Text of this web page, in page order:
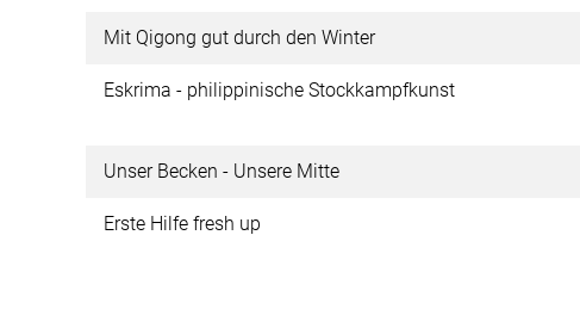
Mit Qigong gut durch den Winter
Eskrima - philippinische Stockkampfkunst
Unser Becken - Unsere Mitte
Erste Hilfe fresh up